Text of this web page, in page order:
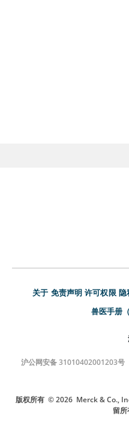
关于 免责声明 许可权限 隐
兽医手册
沪公网安备 31010402001203号
版权所有 © 2026 Merck & Co.,
留所